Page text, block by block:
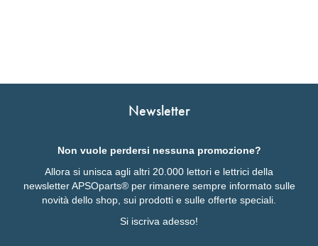
Newsletter
Non vuole perdersi nessuna promozione?
Allora si unisca agli altri 20.000 lettori e lettrici della
newsletter APSOparts® per rimanere sempre informato sulle
novità dello shop, sui prodotti e sulle offerte speciali.
Si iscriva adesso!